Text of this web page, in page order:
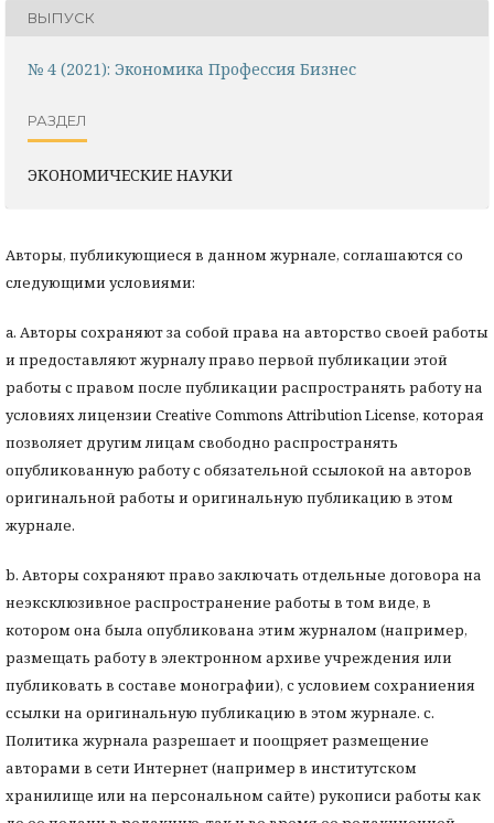
ВЫПУСК
№ 4 (2021): Экономика Профессия Бизнес
РАЗДЕЛ
ЭКОНОМИЧЕСКИЕ НАУКИ
Авторы, публикующиеся в данном журнале, соглашаются со
следующими условиями:
a. Авторы сохраняют за собой права на авторство своей работы
и предоставляют журналу право первой публикации этой
работы с правом после публикации распространять работу на
условиях лицензии Creative Commons Attribution License, которая
позволяет другим лицам свободно распространять
опубликованную работу с обязательной ссылокой на авторов
оригинальной работы и оригинальную публикацию в этом
журнале.
b. Авторы сохраняют право заключать отдельные договора на
неэксклюзивное распространение работы в том виде, в
котором она была опубликована этим журналом (например,
размещать работу в электронном архиве учреждения или
публиковать в составе монографии), с условием сохраниения
ссылки на оригинальную публикацию в этом журнале. с.
Политика журнала разрешает и поощряет размещение
авторами в сети Интернет (например в институтском
хранилище или на персональном сайте) рукописи работы как